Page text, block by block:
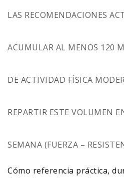
LAS RECOMENDACIONES
ACUMULAR AL MENOS 120
DE ACTIVIDAD FÍSICA
REPARTIR ESTE VOLUMEN
SEMANA (FUERZA –
Cómo referencia práctica,